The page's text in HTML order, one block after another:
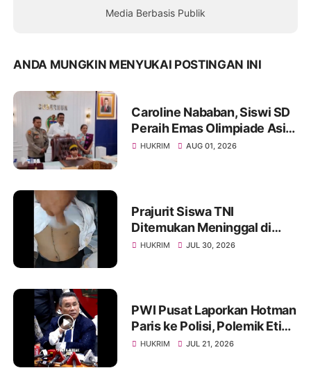
Media Berbasis Publik
ANDA MUNGKIN MENYUKAI POSTINGAN INI
Caroline Nababan, Siswi SD
Peraih Emas Olimpiade Asia
Dihadiahi Rumah hingga
HUKRIM AUG 01, 2026
Prajurit Siswa TNI
Ditemukan Meninggal di
Rindam I/BB, Penyelidikan
HUKRIM JUL 30, 2026
PWI Pusat Laporkan Hotman
Paris ke Polisi, Polemik Etika
dan Kebebasan Pers
HUKRIM JUL 21, 2026